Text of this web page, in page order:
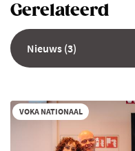
Gerelateerd
Nieuws (3)
VOKA NATIONAAL